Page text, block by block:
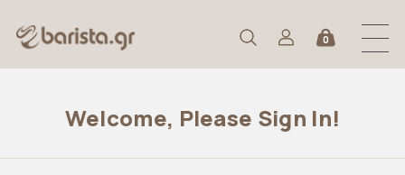
0
Welcome, Please Sign In!